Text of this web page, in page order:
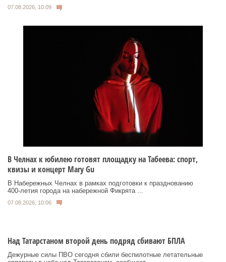
07.08.2026, 10:09
В Челнах к юбилею готовят площадку на Табеева: спорт,
квизы и концерт Mary Gu
В Набережных Челнах в рамках подготовки к празднованию
400‑летия города на набережной Фикрята ...
07.08.2026, 10:06
Над Татарстаном второй день подряд сбивают БПЛА
Дежурные силы ПВО сегодня сбили беспилотные летательные